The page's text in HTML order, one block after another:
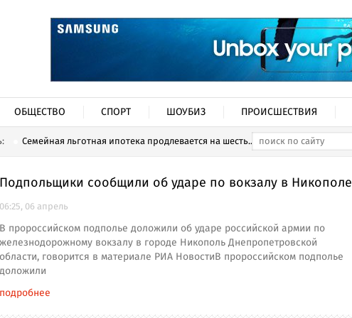
ОБЩЕСТВО СПОРТ ШОУБИЗ ПРОИСШЕСТВИЯ
Семейная льготная ипотека продлевается на шесть...
Подпольщики сообщили об ударе по вокзалу в Никополе
06:25, 06 апрель
В пророссийском подполье доложили об ударе российской армии по
железнодорожному вокзалу в городе Никополь Днепропетровской
области, говорится в материале РИА НовостиВ пророссийском подполье
доложили
подробнее